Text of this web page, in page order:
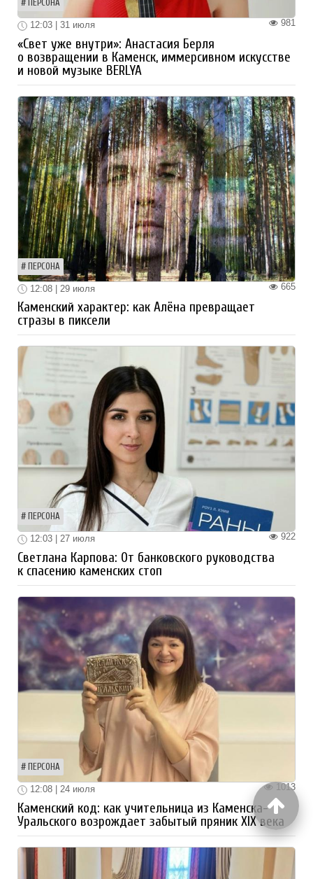
ПЕРСОНА
981
12:03 | 31 июля
«Свет уже внутри»: Анастасия Берля
о возвращении в Каменск, иммерсивном искусстве
и новой музыке BERLYA
ПЕРСОНА
665
12:08 | 29 июля
Каменский характер: как Алёна превращает
стразы в пиксели
ПЕРСОНА
922
12:03 | 27 июля
Светлана Карпова: От банковского руководства
к спасению каменских стоп
ПЕРСОНА
1013
12:08 | 24 июля
Каменский код: как учительница из Каменска-
Уральского возрождает забытый пряник XIX века